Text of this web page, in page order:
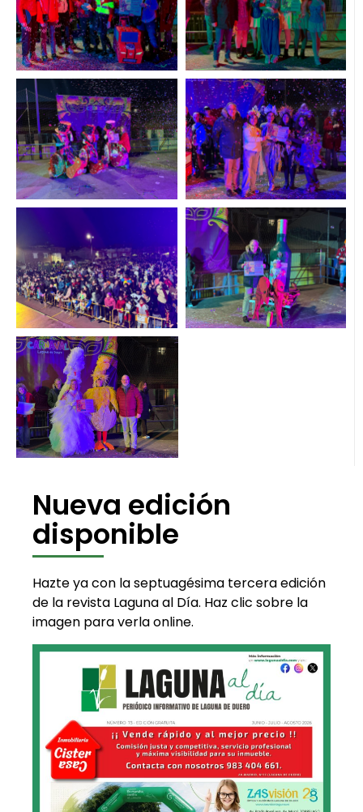
Nueva edición
disponible
Hazte ya con la septuagésima tercera edición
de la revista Laguna al Día. Haz clic sobre la
imagen para verla online.